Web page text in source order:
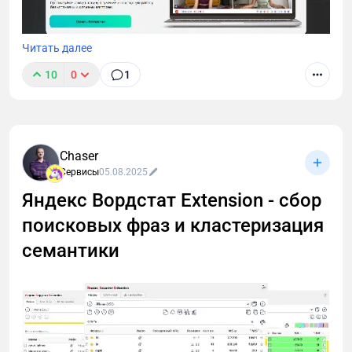
Zoom недоступен, а искать замену некогда?
тарифы, сравнение с конкурентами и промокод
DIGITAL на скидку 10%.
Читать далее
10 0 1
Chaser
Сервисы05.08.2025
Яндекс Вордстат Extension - сбор
поисковых фраз и кластеризация
семантики